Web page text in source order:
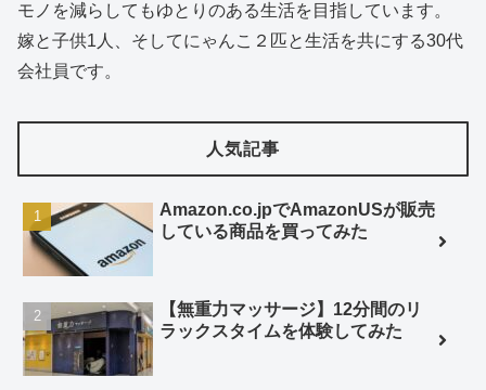
モノを減らしてもゆとりのある生活を目指しています。
嫁と子供1人、そしてにゃんこ２匹と生活を共にする30代
会社員です。
人気記事
Amazon.co.jpでAmazonUSが販売
している商品を買ってみた
【無重力マッサージ】12分間のリ
ラックスタイムを体験してみた